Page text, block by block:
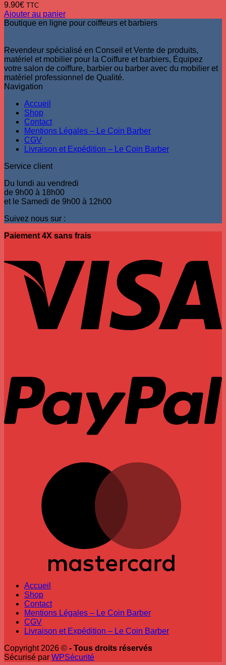
9.90€ TTC
Ajouter au panier
Boutique en ligne pour coiffeurs et barbiers
Revendeur spécialisé en Conseil et Vente de produits,
matériel et mobilier pour la Coiffure et barbiers, Équipez
votre salon de coiffure, barbier ou barber avec du mobilier et
matériel professionnel de Qualité.
Navigation
Accueil
Shop
Contact
Mentions Légales – Le Coin Barber
CGV
Livraison et Expédition – Le Coin Barber
Service client
Du lundi au vendredi
de 9h00 à 18h00
et le Samedi de 9h00 à 12h00
Suivez nous sur :
Paiement 4X sans frais
Accueil
Shop
Contact
Mentions Légales – Le Coin Barber
CGV
Livraison et Expédition – Le Coin Barber
Copyright 2026 © - Tous droits réservés
Sécurisé par WPSécurité